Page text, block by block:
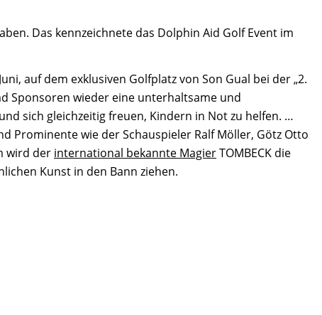
Das kennzeichnete das Dolphin Aid Golf Event im
auf dem exklusiven Golfplatz von Son Gual bei der „2.
Sponsoren wieder eine unterhaltsame und
sich gleichzeitig freuen, Kindern in Not zu helfen. …
Prominente wie der Schauspieler Ralf Möller, Götz Otto
wird der international bekannte MagierTOMBECK die
Kunst in den Bann ziehen.